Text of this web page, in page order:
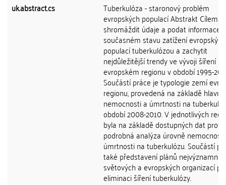
uk.abstract.cs
Tuberkulóza - staronový problém
evropských populací Abstrakt Cílem
shromáždit údaje a podat informace o
současném stavu zatížení evropských
populací tuberkulózou a zachytit
nejdůležitější trendy ve vývoji šíření
evropském regionu v období 1995-
Součástí práce je typologie zemí
regionu, provedená na základě
nemocnosti a úmrtnosti na
období 2008-2010. V jednotlivých
byla na základě dostupných dat
podrobná analýza úrovně
úmrtnosti na tuberkulózu. Součástí
také představení plánů
světových a evropských organizací
eliminaci šíření tuberkulózy.